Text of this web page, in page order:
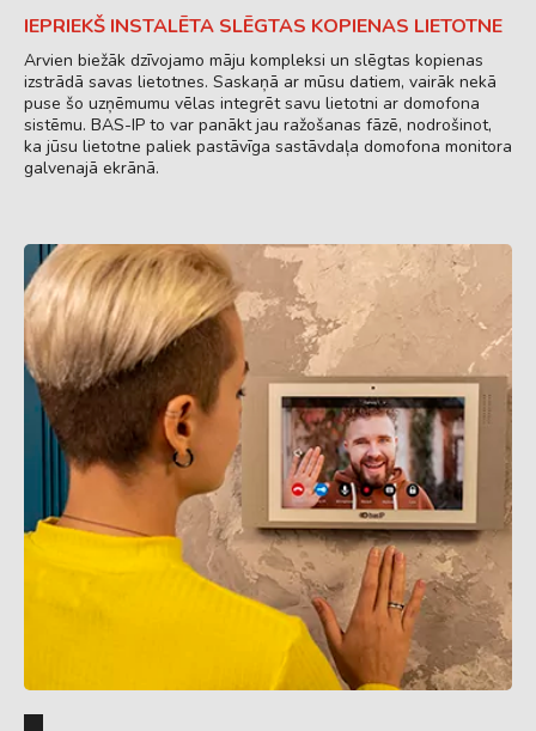
IEPRIEKŠ INSTALĒTA SLĒGTAS KOPIENAS LIETOTNE
Arvien biežāk dzīvojamo māju kompleksi un slēgtas kopienas
izstrādā savas lietotnes. Saskaņā ar mūsu datiem, vairāk nekā
puse šo uzņēmumu vēlas integrēt savu lietotni ar domofona
sistēmu. BAS-IP to var panākt jau ražošanas fāzē, nodrošinot,
ka jūsu lietotne paliek pastāvīga sastāvdaļa domofona monitora
galvenajā ekrānā.